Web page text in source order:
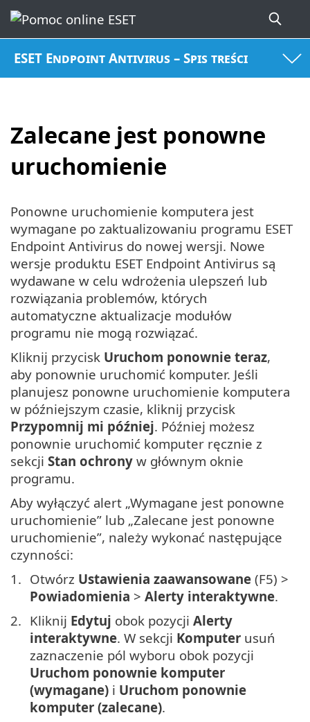
ESET Endpoint Antivirus – Spis treści
Zalecane jest ponowne
uruchomienie
Ponowne uruchomienie komputera jest
wymagane po zaktualizowaniu programu ESET
Endpoint Antivirus do nowej wersji. Nowe
wersje produktu ESET Endpoint Antivirus są
wydawane w celu wdrożenia ulepszeń lub
rozwiązania problemów, których
automatyczne aktualizacje modułów
programu nie mogą rozwiązać.
Kliknij przycisk Uruchom ponownie teraz,
aby ponownie uruchomić komputer. Jeśli
planujesz ponowne uruchomienie komputera
w późniejszym czasie, kliknij przycisk
Przypomnij mi później. Później możesz
ponownie uruchomić komputer ręcznie z
sekcji Stan ochrony w głównym oknie
programu.
Aby wyłączyć alert „Wymagane jest ponowne
uruchomienie” lub „Zalecane jest ponowne
uruchomienie”, należy wykonać następujące
czynności:
Otwórz Ustawienia zaawansowane (F5) >
Powiadomienia > Alerty interaktywne.
Kliknij Edytuj obok pozycji Alerty
interaktywne. W sekcji Komputer usuń
zaznaczenie pól wyboru obok pozycji
Uruchom ponownie komputer
(wymagane) i Uruchom ponownie
komputer (zalecane).